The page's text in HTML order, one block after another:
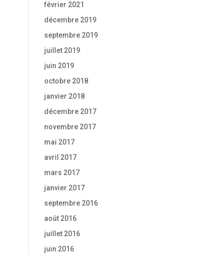
février 2021
décembre 2019
septembre 2019
juillet 2019
juin 2019
octobre 2018
janvier 2018
décembre 2017
novembre 2017
mai 2017
avril 2017
mars 2017
janvier 2017
septembre 2016
août 2016
juillet 2016
juin 2016